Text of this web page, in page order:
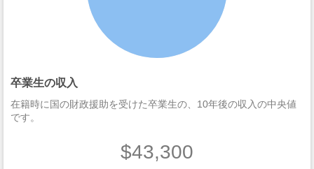
卒業生の収入
在籍時に国の財政援助を受けた卒業生の、10年後の収入の中央値
です。
$43,300